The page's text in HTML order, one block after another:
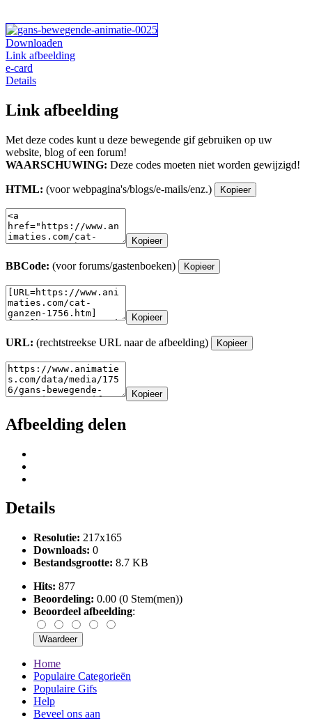
Downloaden
Link afbeelding
e-card
Details
Link afbeelding
Met deze codes kunt u deze bewegende gif gebruiken op uw
website, blog of een forum!
WAARSCHUWING: Deze codes moeten niet worden gewijzigd!
HTML: (voor webpagina's/blogs/e-mails/enz.) Kopieer
Kopieer
BBCode: (voor forums/gastenboeken) Kopieer
Kopieer
URL: (rechtstreekse URL naar de afbeelding) Kopieer
Kopieer
Afbeelding delen
Details
Resolutie: 217x165
Downloads: 0
Bestandsgrootte: 8.7 KB
Hits: 877
Beoordeling: 0.00 (0 Stem(men))
Beoordeel afbeelding:
Home
Populaire Categorieën
Populaire Gifs
Help
Beveel ons aan